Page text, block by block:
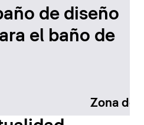
ahora
de diseño
el baño de
Zona de